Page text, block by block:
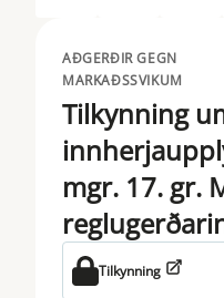
AÐGERÐIR GEGN
MARKAÐSSVIKUM
Tilkynning
mgr. 17. gr.
Tilkynning